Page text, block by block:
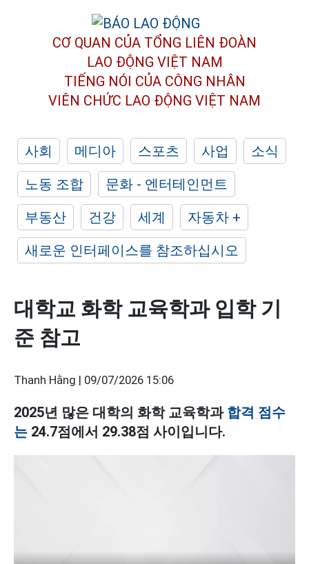
CƠ QUAN CỦA TỔNG LIÊN ĐOÀN
LAO ĐỘNG VIỆT NAM
TIẾNG NÓI CỦA CÔNG NHÂN
VIÊN CHỨC LAO ĐỘNG VIỆT NAM
사회 메디아 스포츠 사업
소식
노동 조합
문화 - 엔터테인먼트
부동산
건강 세계
자동차 +
새로운 인터페이스를 참조하십시오
대학교 화학 교육학과 입학 기
준 참고
Thanh Hằng | 09/07/2026 15:06
2025년 많은 대학의 화학 교육학과 합격 점수
는 24.7점에서 29.38점 사이입니다.